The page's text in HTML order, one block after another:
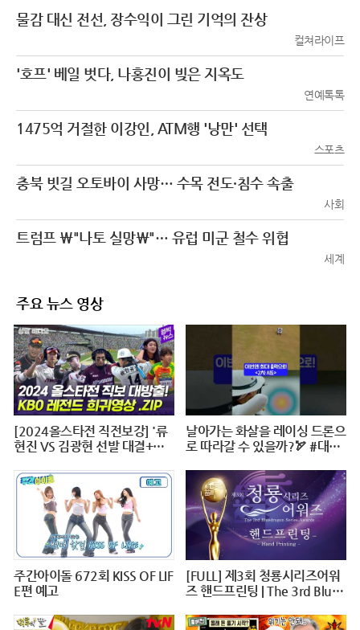
물감 대신 전선, 장수익이 그린 기억의 잔상
컬쳐라이프
'호프' 베일 벗다, 나홍진이 빚은 지옥도
연예톡톡
1475억 거절한 이강인, ATM행 '낭만' 선택
스포츠
충북 빗길 오토바이 사망… 수목 전도·침수 속출
사회
트럼프 \"나토 실망\"… 유럽 미군 철수 위협
세계
주요 뉴스 영상
[2024올스타전 직전보강] '류
현진 VS 김광현 선발 대결+이
날아가는 화살을 레이싱 드론으
로 따라갈 수 있을까?🏹 #대작
궁 #다큐 #shorts #240724저
녁7시40분 #KBS1TV
주간아이돌 672회 KISS OF LIF
E편 예고
[FULL] 제3회 청룡시리즈어워
즈 핸드프린팅 | The 3rd Blue
printing @ 20240625